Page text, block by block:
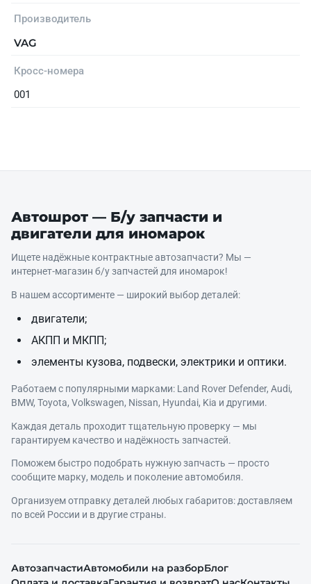
Производитель
VAG
Кросс-номера
001
Автошрот — Б/у запчасти и
двигатели для иномарок
Ищете надёжные контрактные автозапчасти? Мы —
интернет‑магазин б/у запчастей для иномарок!
В нашем ассортименте — широкий выбор деталей:
двигатели;
АКПП и МКПП;
элементы кузова, подвески, электрики и оптики.
Работаем с популярными марками: Land Rover Defender, Audi,
BMW, Toyota, Volkswagen, Nissan, Hyundai, Kia и другими.
Каждая деталь проходит тщательную проверку — мы
гарантируем качество и надёжность запчастей.
Поможем быстро подобрать нужную запчасть — просто
сообщите марку, модель и поколение автомобиля.
Организуем отправку деталей любых габаритов: доставляем
по всей России и в другие страны.
АвтозапчастиАвтомобили на разборБлог